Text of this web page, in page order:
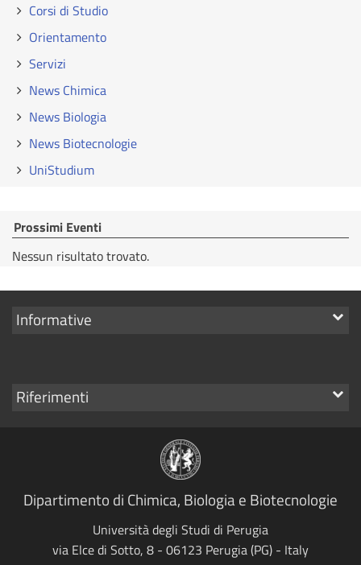
Corsi di Studio
Orientamento
Servizi
News Chimica
News Biologia
News Biotecnologie
UniStudium
Prossimi Eventi
Nessun risultato trovato.
Mostra
Informative
Mostra
Riferimenti
Dipartimento di Chimica, Biologia e Biotecnologie
Università degli Studi di Perugia
via Elce di Sotto, 8 - 06123 Perugia (PG) - Italy